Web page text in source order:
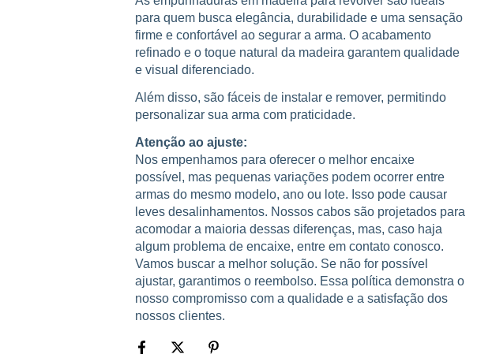
para quem busca elegância, durabilidade e uma sensação
firme e confortável ao segurar a arma. O acabamento
refinado e o toque natural da madeira garantem qualidade
e visual diferenciado.
Além disso, são fáceis de instalar e remover, permitindo
personalizar sua arma com praticidade.
Atenção ao ajuste:
Nos empenhamos para oferecer o melhor encaixe
possível, mas pequenas variações podem ocorrer entre
armas do mesmo modelo, ano ou lote. Isso pode causar
leves desalinhamentos. Nossos cabos são projetados para
acomodar a maioria dessas diferenças, mas, caso haja
algum problema de encaixe, entre em contato conosco.
Vamos buscar a melhor solução. Se não for possível
ajustar, garantimos o reembolso. Essa política demonstra o
nosso compromisso com a qualidade e a satisfação dos
nossos clientes.